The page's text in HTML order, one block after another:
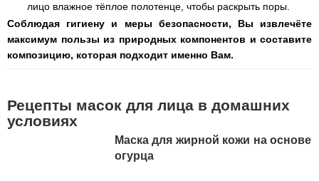
лицо влажное тёплое полотенце, чтобы раскрыть поры.
Соблюдая гигиену и меры безопасности, Вы извлечёте
максимум пользы из природных компонентов и составите
композицию, которая подходит именно Вам.
Рецепты масок для лица в домашних
условиях
Маска для жирной кожи на основе
огурца